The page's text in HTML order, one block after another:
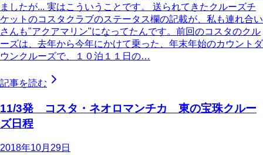
ましたが... 実はこういうことです。 送られてきたクルーズチ
ケットのコスタクラブのステータス欄の記載が、私も連れ合い
さんも"アクアマリン"になってたんです。前回のコスタのクル
ーズは、去年から今年にかけて乗った、年末年始のカウントダ
ウンクルーズで、１０泊１１日の…
記事を読む
11/3発 コスタ・ネオロマンチカ 東の宝珠クルー
ズ日程
2018年10月29日